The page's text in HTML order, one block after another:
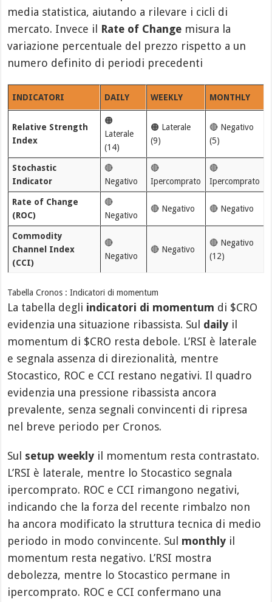
media statistica, aiutando a rilevare i cicli di
mercato. Invece il Rate of Change misura la
variazione percentuale del prezzo rispetto a un
numero definito di periodi precedenti
INDICATORI DAILY WEEKLY MONTHLY
Relative Strength
Index
🟠
Laterale
(14)
🟠 Laterale
(9)
🔴 Negativo
(5)
Stochastic
Indicator
🔴
Negativo
🔴
Ipercomprato
🔴
Ipercomprato
Rate of Change
(ROC)
🔴
Negativo
🔴 Negativo 🔴 Negativo
Commodity
Channel Index
(CCI)
🔴
Negativo
🔴 Negativo
🔴 Negativo
(12)
Tabella Cronos : Indicatori di momentum
La tabella degli indicatori di momentum di $CRO
evidenzia una situazione ribassista. Sul daily il
momentum di $CRO resta debole. L’RSI è laterale
e segnala assenza di direzionalità, mentre
Stocastico, ROC e CCI restano negativi. Il quadro
evidenzia una pressione ribassista ancora
prevalente, senza segnali convincenti di ripresa
nel breve periodo per Cronos.
Sul setup weekly il momentum resta contrastato.
L’RSI è laterale, mentre lo Stocastico segnala
ipercomprato. ROC e CCI rimangono negativi,
indicando che la forza del recente rimbalzo non
ha ancora modificato la struttura tecnica di medio
periodo in modo convincente. Sul monthly il
momentum resta negativo. L’RSI mostra
debolezza, mentre lo Stocastico permane in
ipercomprato. ROC e CCI confermano una